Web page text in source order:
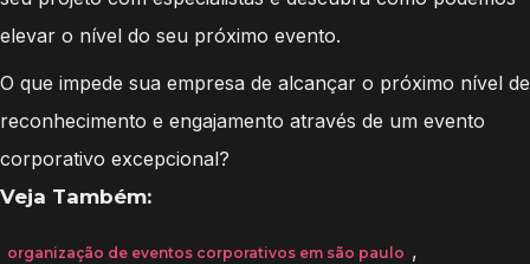
elevar o nível do seu próximo evento.
O que impede sua empresa de alcançar o próximo nível de
reconhecimento e engajamento através de um evento
corporativo excepcional?
Veja Também:
organização de eventos corporativos em são paulo ,